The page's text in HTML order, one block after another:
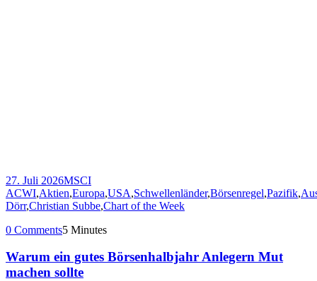
27. Juli 2026MSCI
ACWI,Aktien,Europa,USA,Schwellenländer,Börsenregel,Pazifik,
Dörr,Christian Subbe,Chart of the Week
0 Comments5 Minutes
Warum ein gutes Börsenhalbjahr Anlegern Mut
machen sollte